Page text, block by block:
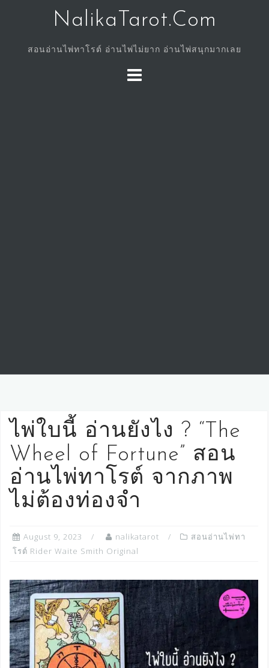
NalikaTarot.Com
สอนอ่านไพ่ทาโรต์ อ่านไพ่ไม่ยาก อ่านไพ่สนุกมากเลย
ไพ่ใบนี้ อ่านยังไง ? “The
Wheel of Fortune” สอน
อ่านไพ่ทาโรต์ จากภาพ
ไม่ต้องท่องจำ
August 9, 2023 nalikatarot
สอนอ่านไพ่ทา
โรต์ Rider Waite Smith Original